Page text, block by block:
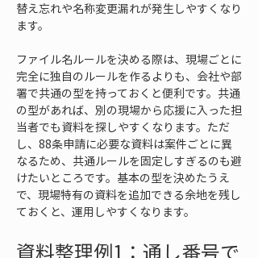
替え忘れや名称変更漏れが発生しやすくなり
ます。
ファイル名ルールを決める際は、現場ごとに
完全に独自のルールを作るよりも、会社や部
署で共通の型を持っておくと便利です。共通
の型があれば、別の現場から応援に入った担
当者でも資料を探しやすくなります。ただ
し、88条申請に必要な資料は案件ごとに異
なるため、共通ルールを固定しすぎるのも避
けたいところです。基本の型を決めたうえ
で、現場特有の資料を追加できる余地を残し
ておくと、運用しやすくなります。
資料整理例1：通し番号で